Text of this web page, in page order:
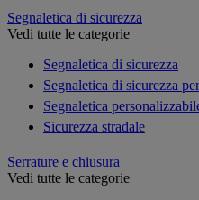
Segnaletica di sicurezza
Vedi tutte le categorie
Segnaletica di sicurezza
Segnaletica di sicurezza
Segnaletica
Sicurezza stradale
Serrature e chiusura
Vedi tutte le categorie